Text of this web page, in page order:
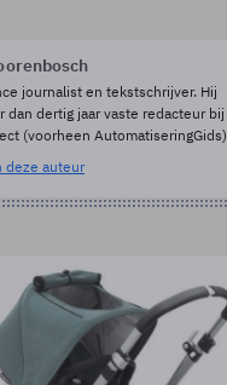
journalist en tekstschrijver. Hij
dan dertig jaar vaste redacteur bij
(voorheen AutomatiseringGids)
deze auteur